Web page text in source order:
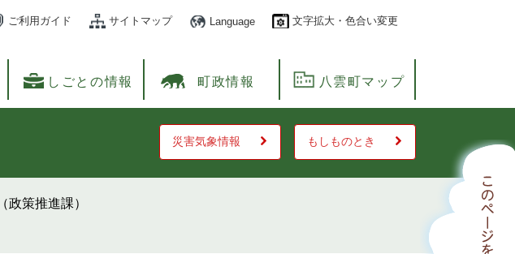
ご利用ガイド サイトマップ Language 文字拡大・色合い変更
しごとの情報 町政情報 八雲町マップ
災害気象情報 もしものとき
政策推進課）